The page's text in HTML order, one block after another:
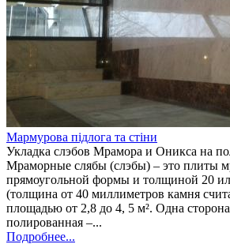
Мармурова підлога та стіни
Укладка слэбов Мрамора и Оникса на
Мраморные слябы (слэбы) – это плиты
прямоугольной формы и толщиной 20
(толщина от 40 миллиметров камня
площадью от 2,8 до 4, 5 м². Одна
полированная –...
Подробнее...